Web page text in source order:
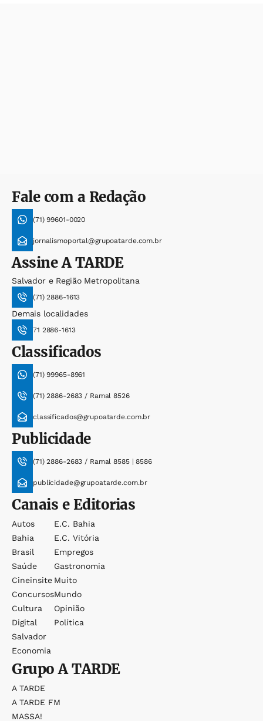
Fale com a Redação
(71) 99601-0020
jornalismoportal@grupoatarde.com.br
AssineA TARDE
Salvador e Região Metropolitana
(71) 2886-1613
Demais localidades
71 2886-1613
Classificados
(71) 99965-8961
(71) 2886-2683 / Ramal 8526
classificados@grupoatarde.com.br
Publicidade
(71) 2886-2683 / Ramal 8585 | 8586
publicidade@grupoatarde.com.br
Canais e Editorias
Autos
Bahia
Brasil
Saúde
Cineinsite
Concursos
Cultura
Digital
Salvador
Economia
E.c. Bahia
E.c. Vitória
Empregos
Gastronomia
Muito
Mundo
Opinião
Política
GrupoA TARDE
A TARDE
A TARDE FM
MASSA!